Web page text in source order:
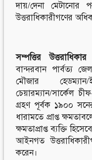
দায়/দেনা
উত্তরাধিকারীগণের
সম্পত্তির উত্তরাধিকার
বান্দরবান পার্বত্য
মৌজার হেডম্যান/
চেয়ারম্যান/সার্কেল
গ্রহণ পূর্বক ১৯০০
ধারামতে প্রাপ্ত
ক্ষমতাপ্রাপ্ত ব্যক্তি
আইনগত
করেন।